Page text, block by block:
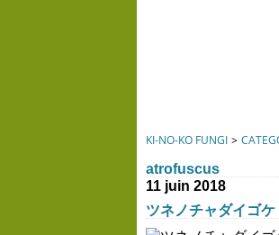
KI-NO-KO FUNGI >
atrofuscus
11 juin 2018
ツネノチャダイゴ